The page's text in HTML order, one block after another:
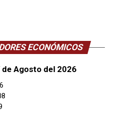
ECONÓMICOS
Agosto del 2026